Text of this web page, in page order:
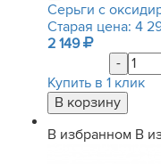
Серьги с
Старая цена: 4
2 149
-
Купить в 1 клик
В избранном В